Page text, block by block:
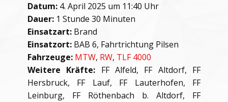
Datum: 4. April 2025 um 11:40 Uhr
Dauer: 1 Stunde 30 Minuten
Einsatzart: Brand
Einsatzort: BAB 6, Fahrtrichtung Pilsen
Fahrzeuge: MTW, RW, TLF 4000
Weitere Kräfte: FF Alfeld, FF Altdorf, FF
Hersbruck, FF Lauf, FF Lauterhofen, FF
Leinburg, FF Röthenbach b. Altdorf, FF